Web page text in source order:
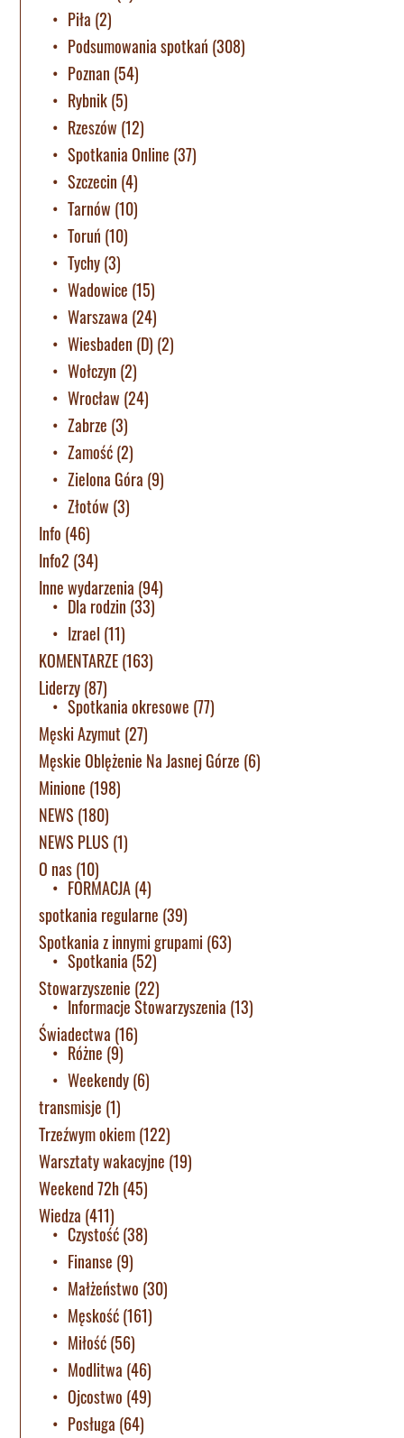
Piła (2)
Podsumowania spotkań (308)
Poznan (54)
Rybnik(5)
Rzeszów (12)
Spotkania Online (37)
Szczecin (4)
Tarnów (10)
Toruń (10)
Tychy(3)
Wadowice (15)
Warszawa (24)
Wiesbaden (D) (2)
Wołczyn (2)
Wrocław (24)
Zabrze (3)
Zamość(2)
Zielona Góra (9)
Złotów (3)
Info (46)
Info2 (34)
Inne wydarzenia (94)
Dla rodzin (33)
Izrael (11)
KOMENTARZE(163)
Liderzy(87)
Spotkania okresowe (77)
Męski Azymut (27)
Męskie Oblężenie Na Jasnej Górze (6)
Minione (198)
NEWS (180)
NEWS PLUS (1)
O nas(10)
FORMACJA(4)
spotkania regularne (39)
Spotkania z innymi grupami (63)
Spotkania (52)
Stowarzyszenie (22)
Informacje Stowarzyszenia (13)
Świadectwa (16)
Różne (9)
Weekendy(6)
transmisje (1)
Trzeźwym okiem(122)
Warsztaty wakacyjne (19)
Weekend 72h(45)
Wiedza (411)
Czystość(38)
Finanse (9)
Małżeństwo (30)
Męskość(161)
Miłość(56)
Modlitwa (46)
Ojcostwo (49)
Posługa (64)